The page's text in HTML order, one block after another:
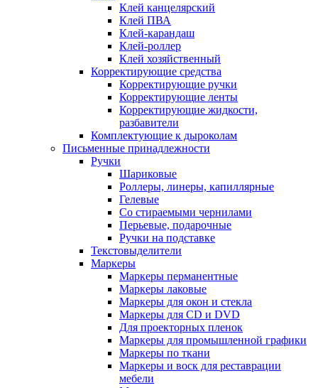
Клей канцелярский
Клей ПВА
Клей-карандаш
Клей-роллер
Клей хозяйственный
Корректирующие средства
Корректирующие ручки
Корректирующие ленты
Корректирующие жидкости,
разбавители
Комплектующие к дыроколам
Письменные принадлежности
Ручки
Шариковые
Роллеры, линеры, капиллярные
Гелевые
Со стираемыми чернилами
Перьевые, подарочные
Ручки на подставке
Текстовыделители
Маркеры
Маркеры перманентные
Маркеры лаковые
Маркеры для окон и стекла
Маркеры для CD и DVD
Для проекторных пленок
Маркеры для промышленной графики
Маркеры по ткани
Маркеры и воск для реставрации
мебели